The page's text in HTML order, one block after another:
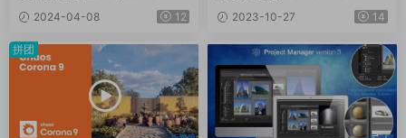
er v3.35.23
2024-04-08 12
5 2023-10-27 14
拼团